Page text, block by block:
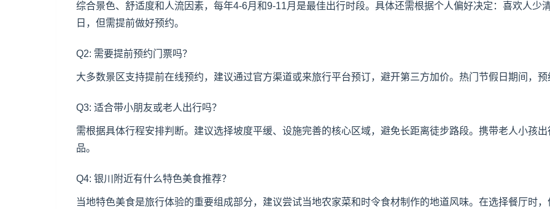
综合景色、舒适度和人流因素，每年4-6月和9-11月是最佳出行时段。具体还需根据个人偏好决定：喜欢人少
日，但需提前做好预约。
Q2: 需要提前预约门票吗？
大多数景区支持提前在线预约，建议通过官方渠道或来旅行平台预订，避开第三方加价。热门节假日期间，预
Q3: 适合带小朋友或老人出行吗？
需根据具体行程安排判断。建议选择坡度平缓、设施完善的核心区域，避免长距离徒步路段。携带老人小孩
品。
Q4: 银川附近有什么特色美食推荐？
当地特色美食是旅行体验的重要组成部分，建议尝试当地农家菜和时令食材制作的地道风味。在选择餐厅时